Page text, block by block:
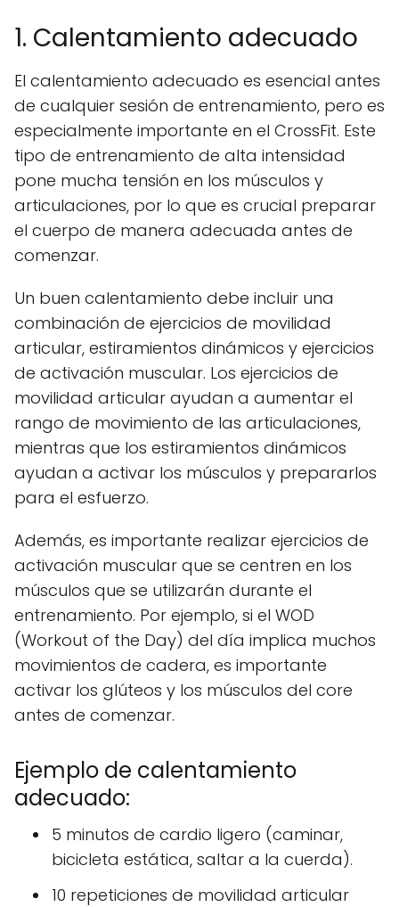
1. Calentamiento adecuado
El calentamiento adecuado es esencial antes
de cualquier sesión de entrenamiento, pero es
especialmente importante en el CrossFit. Este
tipo de entrenamiento de alta intensidad
pone mucha tensión en los músculos y
articulaciones, por lo que es crucial preparar
el cuerpo de manera adecuada antes de
comenzar.
Un buen calentamiento debe incluir una
combinación de ejercicios de movilidad
articular, estiramientos dinámicos y ejercicios
de activación muscular. Los ejercicios de
movilidad articular ayudan a aumentar el
rango de movimiento de las articulaciones,
mientras que los estiramientos dinámicos
ayudan a activar los músculos y prepararlos
para el esfuerzo.
Además, es importante realizar ejercicios de
activación muscular que se centren en los
músculos que se utilizarán durante el
entrenamiento. Por ejemplo, si el WOD
(Workout of the Day) del día implica muchos
movimientos de cadera, es importante
activar los glúteos y los músculos del core
antes de comenzar.
Ejemplo de calentamiento
adecuado:
5 minutos de cardio ligero (caminar,
bicicleta estática, saltar a la cuerda).
10 repeticiones de movilidad articular